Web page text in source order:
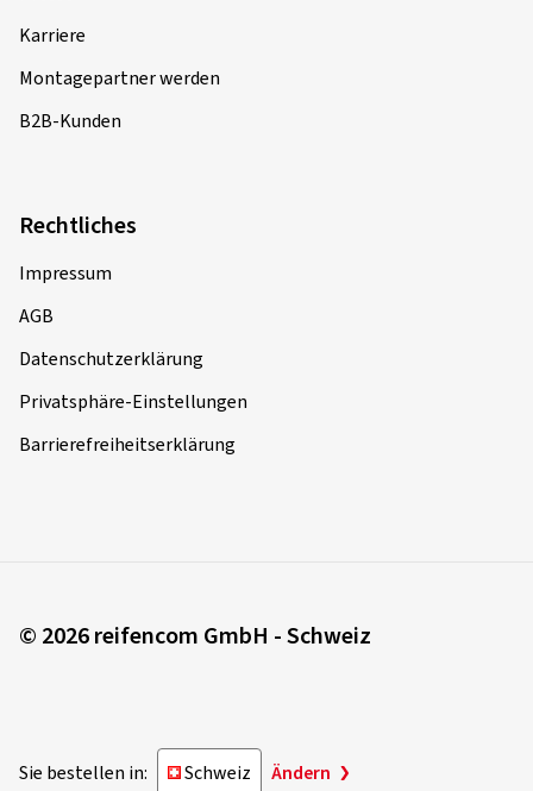
Karriere
Montagepartner werden
B2B-Kunden
Rechtliches
Impressum
AGB
Datenschutzerklärung
Privatsphäre-Einstellungen
Barrierefreiheitserklärung
© 2026 reifencom GmbH - Schweiz
Sie bestellen in: Schweiz Ändern